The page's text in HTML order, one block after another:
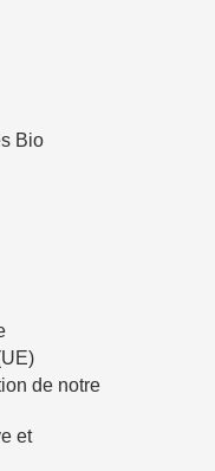
Bio
de notre
et